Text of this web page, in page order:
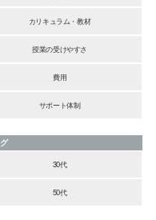
カリキュラム・教材
授業の受けやすさ
費用
サポート体制
30代
50代